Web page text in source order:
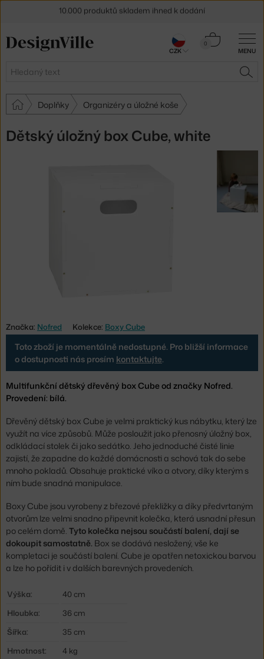
MENU
Hledat
0
Košík
Doplňky Organizéry a úložné koše
Dětský úložný box Cube, white
Značka: Nofred Kolekce: Boxy Cube
Toto zboží je momentálně nedostupné. Pro bližší informace
o dostupnosti nás prosím kontaktujte.
Multifunkční dětský dřevěný box Cube od značky Nofred.
Provedení: bílá.
Dřevěný dětský box Cube je velmi praktický kus nábytku, který lze
využít na více způsobů. Může posloužit jako přenosný úložný box,
odkládací stolek či jako sedátko. Jeho jednoduché čisté linie
zajistí, že zapadne do každé domácnosti a schová tak do sebe
mnoho pokladů. Obsahuje praktické víko a otvory, díky kterým s
ním bude snadná manipulace.
Boxy Cube jsou vyrobeny z březové překližky a díky předvrtaným
otvorům lze velmi snadno připevnit kolečka, která usnadní přesun
po celém domě. Tyto kolečka nejsou součástí balení, dají se
dokoupit samostatně. Box se dodává nesložený, vše ke
kompletaci je součástí balení. Cube je opatřen netoxickou barvou
a lze ho pořídit i v dalších barevných provedeních.
Výška:
40 cm
Hloubka:
36 cm
Šířka:
35 cm
Hmotnost:
4 kg
10.000 produktů skladem ihned k dodání
30 dní na vrácení zbožíCZK